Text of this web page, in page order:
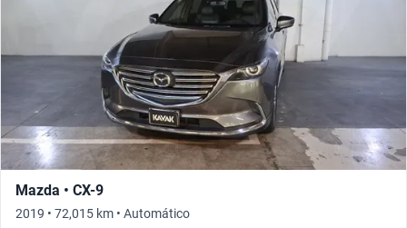
Mazda • CX-9
2019 • 72,015 km • Automático